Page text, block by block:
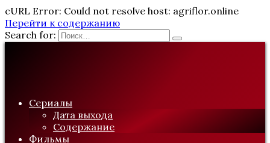
cURL Error: Could not resolve host: agriflor.online
Перейти к содержанию
Search for:
Сериалы
Дата выхода
Содержание
Фильмы